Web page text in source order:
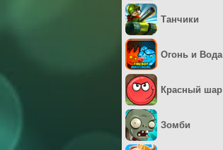
Танчики
Огонь и Вода
Красный шар
Зомби